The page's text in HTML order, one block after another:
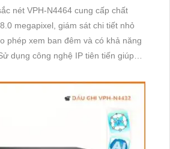
nét VPH-N4464 cung cấp chất
megapixel, giám sát chi tiết nhỏ